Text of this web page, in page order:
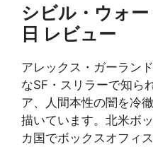
シビル・ウォ
日 レビュー
アレックス・ガーラン
なSF・スリラーで知ら
ア、人間本性の闇を冷
描いています。北米ボ
カ国でボックスオフィ